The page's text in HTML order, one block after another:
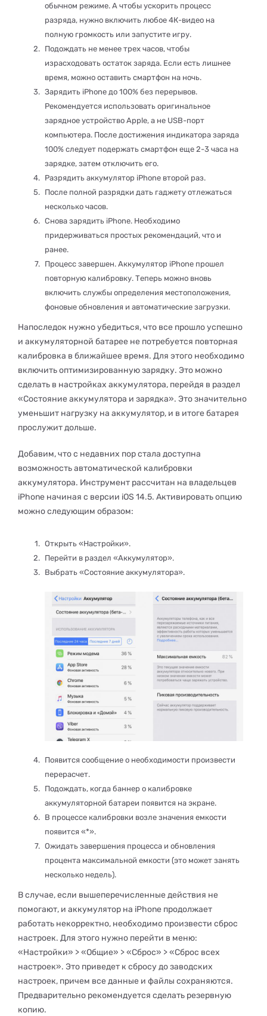
обычном режиме. А чтобы ускорить процесс
разряда, нужно включить любое 4К-видео на
полную громкость или запустите игру.
Подождать не менее трех часов, чтобы
израсходовать остаток заряда. Если есть лишнее
время, можно оставить смартфон на ночь.
Зарядить iPhone до 100% без перерывов.
Рекомендуется использовать оригинальное
зарядное устройство Apple, а не USB-порт
компьютера. После достижения индикатора заряда
100% следует подержать смартфон еще 2-3 часа на
зарядке, затем отключить его.
Разрядить аккумулятор iPhone второй раз.
После полной разрядки дать гаджету отлежаться
несколько часов.
Снова зарядить iPhone. Необходимо
придерживаться простых рекомендаций, что и
ранее.
Процесс завершен. Аккумулятор iPhone прошел
повторную калибровку. Теперь можно вновь
включить службы определения местоположения,
фоновые обновления и автоматические загрузки.
Напоследок нужно убедиться, что все прошло успешно
и аккумуляторной батарее не потребуется повторная
калибровка в ближайшее время. Для этого необходимо
включить оптимизированную зарядку. Это можно
сделать в настройках аккумулятора, перейдя в раздел
«Состояние аккумулятора и зарядка». Это значительно
уменьшит нагрузку на аккумулятор, и в итоге батарея
прослужит дольше.
Добавим, что с недавних пор стала доступна
возможность автоматической калибровки
аккумулятора. Инструмент рассчитан на владельцев
iPhone начиная с версии iOS 14.5. Активировать опцию
можно следующим образом:
Открыть «Настройки».
Перейти в раздел «Аккумулятор».
Выбрать «Состояние аккумулятора».
Появится сообщение о необходимости произвести
перерасчет.
Подождать, когда баннер о калибровке
аккумуляторной батареи появится на экране.
В процессе калибровки возле значения емкости
появится «*».
Ожидать завершения процесса и обновления
процента максимальной емкости (это может занять
несколько недель).
В случае, если вышеперечисленные действия не
помогают, и аккумулятор на iPhone продолжает
работать некорректно, необходимо произвести сброс
настроек. Для этого нужно перейти в меню:
«Настройки» > «Общие» > «Сброс» > «Сброс всех
настроек». Это приведет к сбросу до заводских
настроек, причем все данные и файлы сохраняются.
Предварительно рекомендуется сделать резервную
копию.